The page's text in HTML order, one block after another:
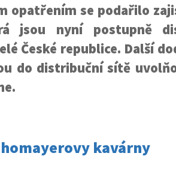
opatřením se podařilo
jsou nyní postupně
České republice. Další
do distribuční sítě
kavárny